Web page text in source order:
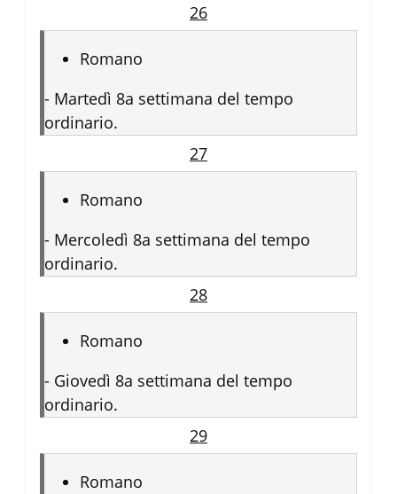
26
Romano
- Martedì 8a settimana del tempo
ordinario.
27
Romano
- Mercoledì 8a settimana del tempo
ordinario.
28
Romano
- Giovedì 8a settimana del tempo
ordinario.
29
Romano